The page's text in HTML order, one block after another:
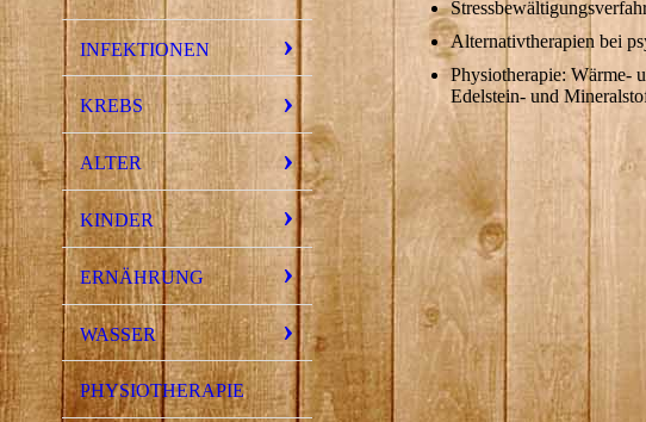
INFEKTIONEN
KREBS
ALTER
KINDER
ERNÄHRUNG
WASSER
PHYSIOTHERAPIE
Alternativtherapien bei
Physiotherapie: Wärme-
Edelstein- und